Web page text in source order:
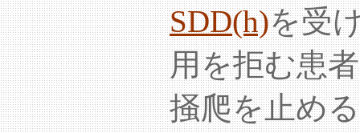
SDD(h)を受
用を拒む患
掻爬を止め